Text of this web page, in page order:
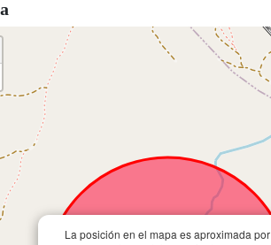
La posición en el mapa es aproximada por